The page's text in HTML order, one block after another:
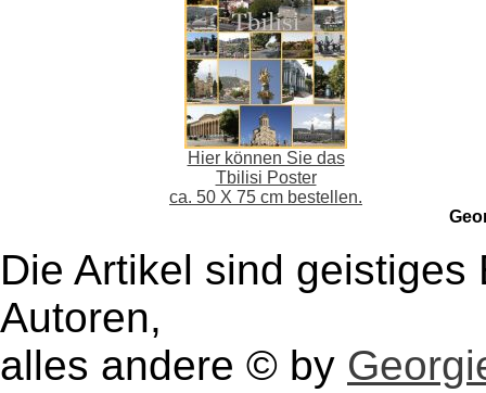
Hier können Sie das
Tbilisi Poster
ca. 50 X 75 cm bestellen.
Die Artikel sind
Autoren,
alles andere © by